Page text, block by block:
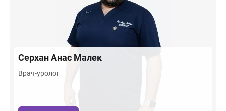
СерханАнас Малек
Врач-уролог